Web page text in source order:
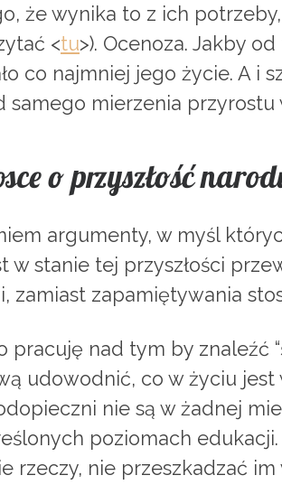
że wynika to z ich
<tu>). Ocenoza. Jakby
co najmniej jego życie. A i
samego mierzenia
o przyszłość
argumenty, w myśl
w stanie tej przyszłości
zamiast zapamiętywania
pracuję nad tym by znaleźć
udowodnić, co w życiu
nie są w żadnej
poziomach
rzeczy, nie przeszkadzać